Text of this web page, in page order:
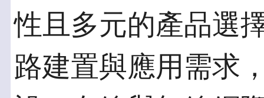
性且多元的產品選
路建置與應用需求